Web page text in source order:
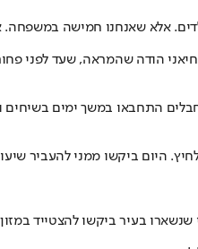
אלא שאנחנו חמישה במשפחה.
הודה שהמראה, שעד לפני
התחבאו במשך ימים בשיחים
ביקשו ממני להעביר שיעור
אחרי כמה ימים שבהם היה סגור. מי שנשארו